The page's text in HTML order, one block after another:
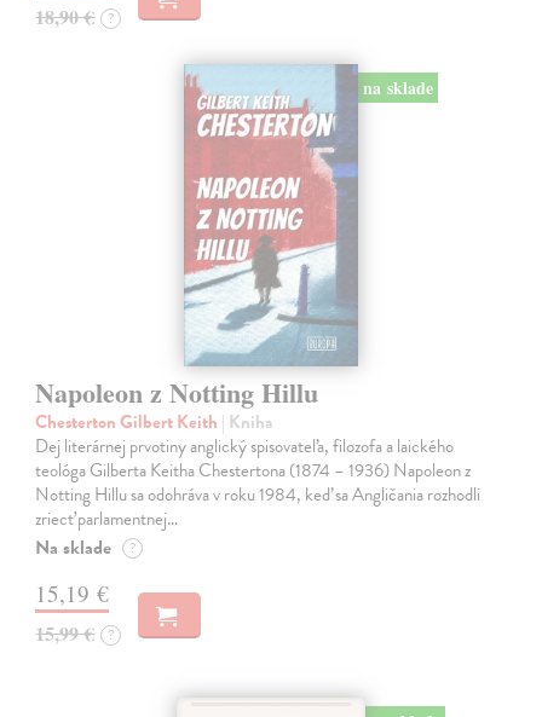
18,90 € ?
na sklade
Napoleon z Notting Hillu
Chesterton Gilbert Keith | Kniha
Dej literárnej prvotiny anglický spisovateľa, filozofa a laického
teológa Gilberta Keitha Chestertona (1874 – 1936) Napoleon z
Notting Hillu sa odohráva v roku 1984, keď sa Angličania rozhodli
zriecť parlamentnej…
Na sklade ?
15,19 €
15,99 € ?